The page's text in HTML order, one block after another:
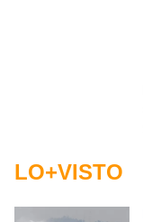
LO+VISTO